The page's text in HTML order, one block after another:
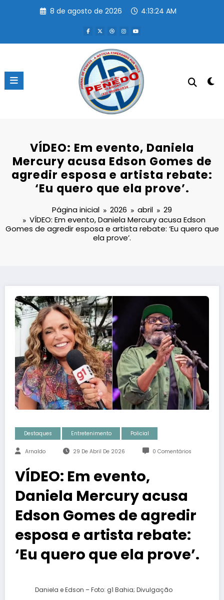
8 de agosto de 2026 4:13:24 AM
VÍDEO: Em evento, Daniela
Mercury acusa Edson Gomes de
agredir esposa e artista rebate:
‘Eu quero que ela prove’.
Página inicial 2026 abril
29
VÍDEO: Em evento, Daniela Mercury acusa Edson
Gomes de agredir esposa e artista rebate: ‘Eu quero que
ela prove’.
Destaques Entretenimento Policial
Arnaldo 29 De Abril De 2026 0 Comentários
VÍDEO: Em evento,
Daniela Mercury acusa
Edson Gomes de agredir
esposa e artista rebate:
‘Eu quero que ela prove’.
Daniela e Edson – Foto: g1 Bahia; Divulgação